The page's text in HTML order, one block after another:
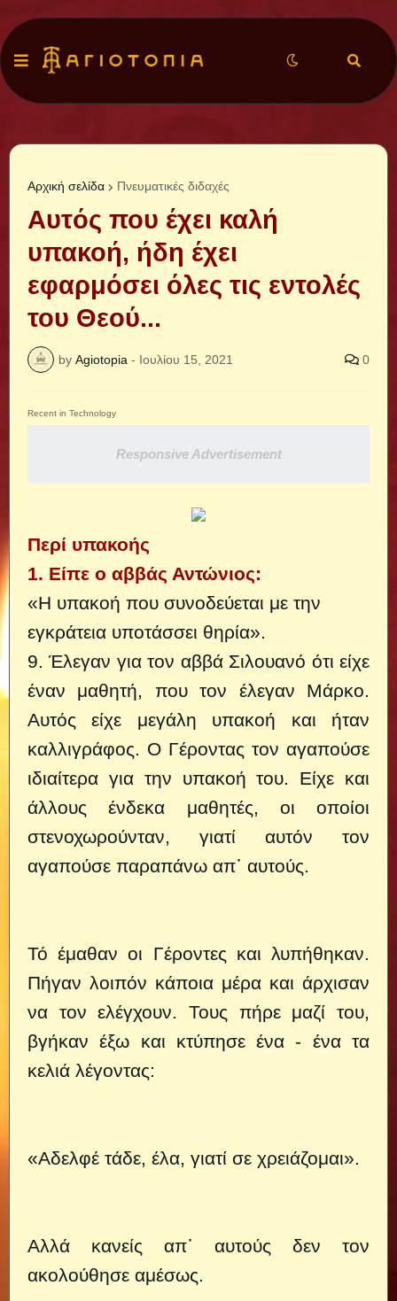
Αρχική σελίδα Πνευματικές διδαχές
Αυτός που έχει καλή
υπακοή, ήδη έχει
εφαρμόσει όλες τις εντολές
του Θεού...
by Agiotopia - Ιουλίου 15, 2021 0
Recent in Technology
Responsive Advertisement
Περί υπακοής
1. Είπε ο αββάς Αντώνιος:
«Η υπακοή που συνοδεύεται με την
εγκράτεια υποτάσσει θηρία».
9. Έλεγαν για τον αββά Σιλουανό ότι είχε
έναν μαθητή, που τον έλεγαν Μάρκο.
Αυτός είχε μεγάλη υπακοή και ήταν
καλλιγράφος. Ο Γέροντας τον αγαπούσε
ιδιαίτερα για την υπακοή του. Είχε και
άλλους ένδεκα μαθητές, οι οποίοι
στενοχωρούνταν, γιατί αυτόν τον
αγαπούσε παραπάνω απ᾿ αυτούς.
Τό έμαθαν οι Γέροντες και λυπήθηκαν.
Πήγαν λοιπόν κάποια μέρα και άρχισαν
να τον ελέγχουν. Τους πήρε μαζί του,
βγήκαν έξω και κτύπησε ένα - ένα τα
κελιά λέγοντας:
«Αδελφέ τάδε, έλα, γιατί σε χρειάζομαι».
Αλλά κανείς απ᾿ αυτούς δεν τον
ακολούθησε αμέσως.